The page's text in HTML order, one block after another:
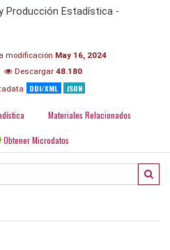
Producción Estadística -
modificación May 16, 2024
Descargar 48.180
DDI/XML JSON
Materiales Relacionados
Obtener Microdatos